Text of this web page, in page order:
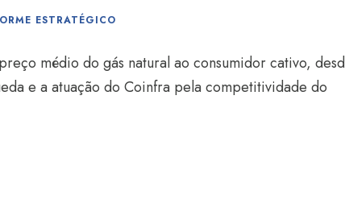
ESTRATÉGICO
médio do gás natural ao consumidor cativo,
e a atuação do Coinfra pela competitividade do